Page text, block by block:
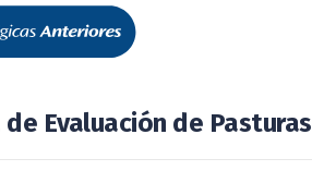
Evaluación de Pasturas